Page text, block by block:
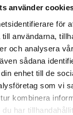
använder
för
användarna,
och analysera
sådana
enhet till de
som vi
kombinera
har